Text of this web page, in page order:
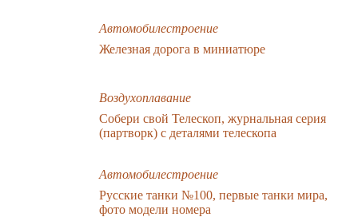
Автомобилестроение
Железная дорога в миниатюре
Воздухоплавание
Собери свой Телескоп, журнальная серия
(партворк) с деталями телескопа
Автомобилестроение
Русские танки №100, первые танки мира,
фото модели номера